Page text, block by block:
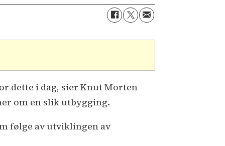
dette i dag, sier Knut Morten
om en slik utbygging.
følge av utviklingen av